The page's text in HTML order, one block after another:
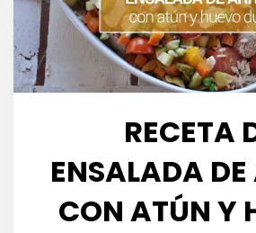
RECETA
ENSALADA
CON ATÚN Y